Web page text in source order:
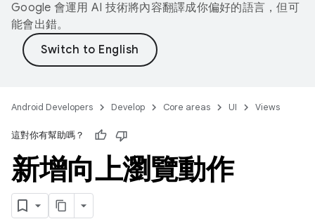
Google 會運用 AI 技術將內容翻譯成你偏好的語言，但可
能會出錯。
Android Developers Develop Core areas UI Views
這對你有幫助嗎？
新增向上瀏覽動作